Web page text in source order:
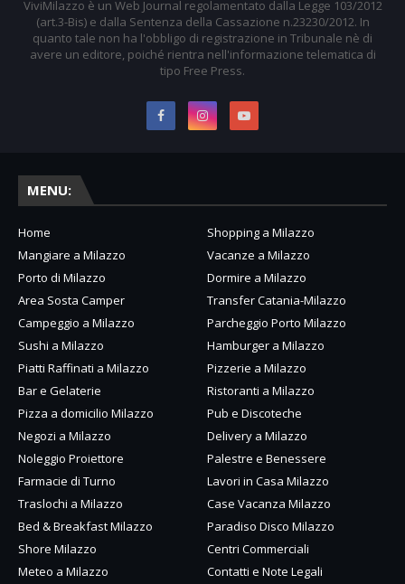
ViviMilazzo è un Web Journal regolamentato dalla Legge 103/2012
(art.3-Bis) e dalla Sentenza della Cassazione n.23230/2012. In
quanto tale non ha l'obbligo di registrazione in Tribunale nè di
avere un editore, poiché rientra nell'informazione telematica di
tipo Free Press.
MENU:
Home
Shopping a Milazzo
Mangiare a Milazzo
Vacanze a Milazzo
Porto di Milazzo
Dormire a Milazzo
Area Sosta Camper
Transfer Catania-Milazzo
Campeggio a Milazzo
Parcheggio Porto Milazzo
Sushi a Milazzo
Hamburger a Milazzo
Piatti Raffinati a Milazzo
Pizzerie a Milazzo
Bar e Gelaterie
Ristoranti a Milazzo
Pizza a domicilio Milazzo
Pub e Discoteche
Negozi a Milazzo
Delivery a Milazzo
Noleggio Proiettore
Palestre e Benessere
Farmacie di Turno
Lavori in Casa Milazzo
Traslochi a Milazzo
Case Vacanza Milazzo
Bed & Breakfast Milazzo
Paradiso Disco Milazzo
Shore Milazzo
Centri Commerciali
Meteo a Milazzo
Contatti e Note Legali